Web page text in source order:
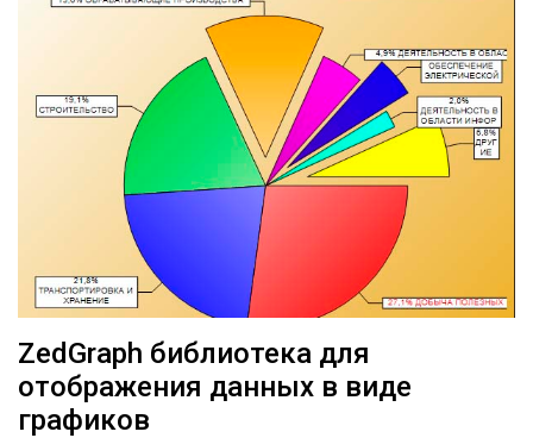
ZedGraph библиотека для
отображения данных в виде
графиков